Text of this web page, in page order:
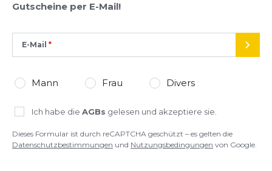
Gutscheine per E-Mail!
E-Mail
Mann Frau Divers
Ich habe die AGBs gelesen und akzeptiere sie.
Dieses Formular ist durch reCAPTCHA geschützt – es gelten die
Datenschutzbestimmungen und Nutzungsbedingungen von Google.